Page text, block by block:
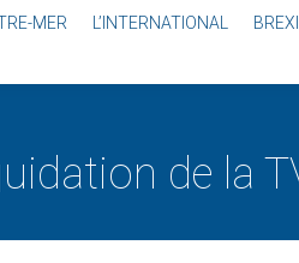
MER L’INTERNATIONAL
de la